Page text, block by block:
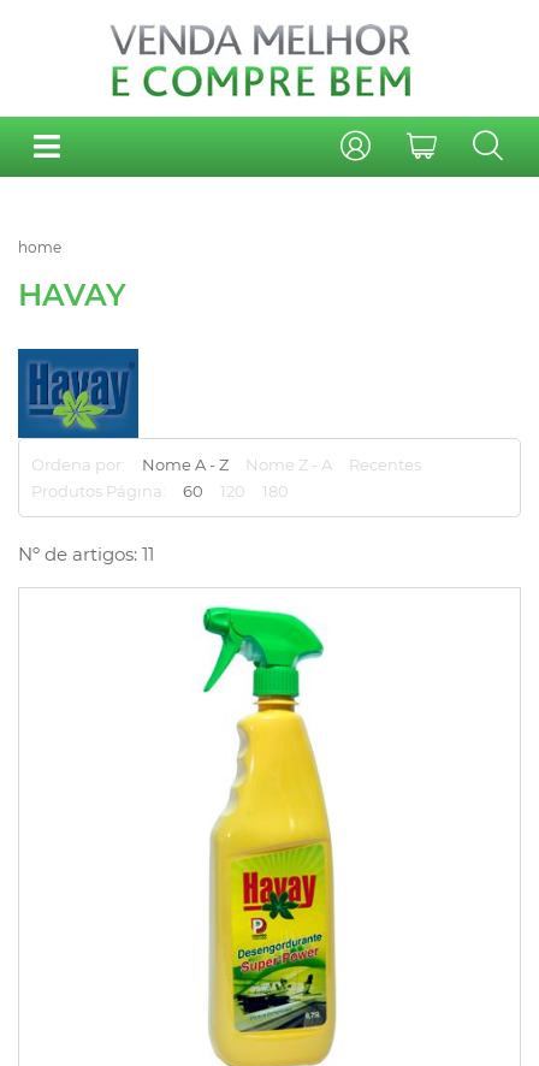
home
HAVAY
Ordena por: Nome A - Z Nome Z - A
Recentes
Produtos Página:
60 120 180
Nº de artigos: 11